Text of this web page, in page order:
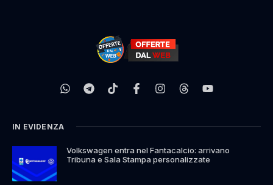
IN EVIDENZA
Volkswagen entra nel Fantacalcio: arrivano
Tribuna e Sala Stampa personalizzate